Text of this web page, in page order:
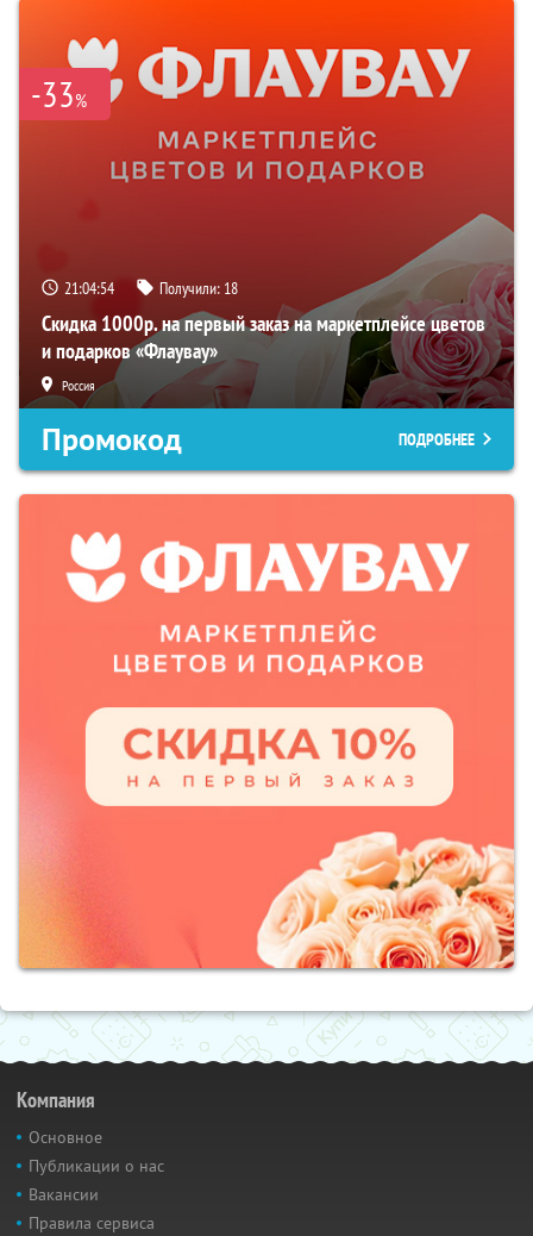
-33%
21:04:54 Получили: 18
Скидка 1000р. на первый заказ на маркетплейсе цветов
и подарков «Флаувау»
Россия
Промокод ПОДРОБНЕЕ
Компания
Основное
Публикации о нас
Вакансии
Правила сервиса